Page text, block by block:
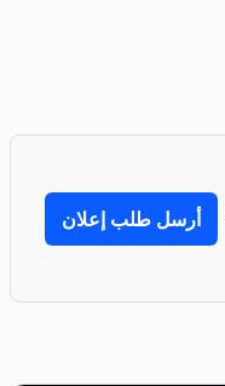
أرسل طلب إعلان